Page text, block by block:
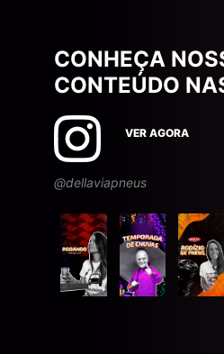
CONHEÇA
CONTEÚDO
VER AGORA
@dellaviapneus